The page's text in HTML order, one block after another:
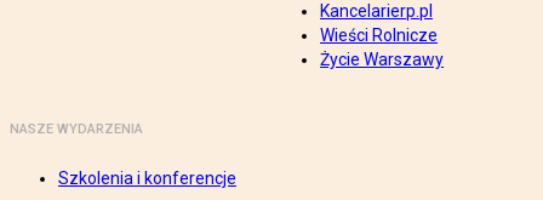
Kancelarierp.pl
Wieści Rolnicze
Życie Warszawy
NASZE WYDARZENIA
Szkolenia i konferencje